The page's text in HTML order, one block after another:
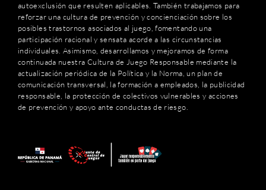
autoexclusión que resulten aplicables. También trabajamos para
reforzar una cultura de prevención y concienciación sobre los
posibles trastornos asociados al juego, fomentando una
participación racional y sensata acorde a las circunstancias
individuales. Asimismo, desarrollamos y mejoramos de forma
continuada nuestra Cultura de Juego Responsable mediante la
actualización periódica de la Política y la Norma, un plan de
comunicación transversal, la formación a empleados, la publicidad
responsable, la protección de colectivos vulnerables y acciones
de prevención y apoyo ante conductas de riesgo.